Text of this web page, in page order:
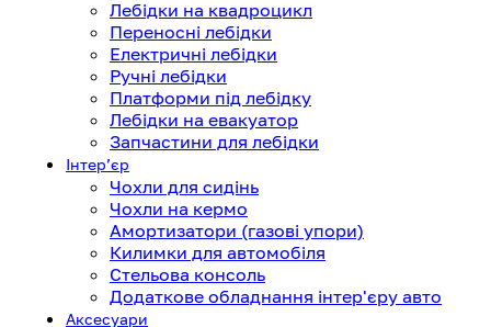
Лебідки на квадроцикл
Переносні лебідки
Електричні лебідки
Ручні лебідки
Платформи під лебідку
Лебідки на евакуатор
Запчастини для лебідки
Інтерʼєр
Чохли для сидінь
Чохли на кермо
Амортизатори (газові упори)
Килимки для автомобіля
Стельова консоль
Додаткове обладнання інтер'єру авто
Аксесуари